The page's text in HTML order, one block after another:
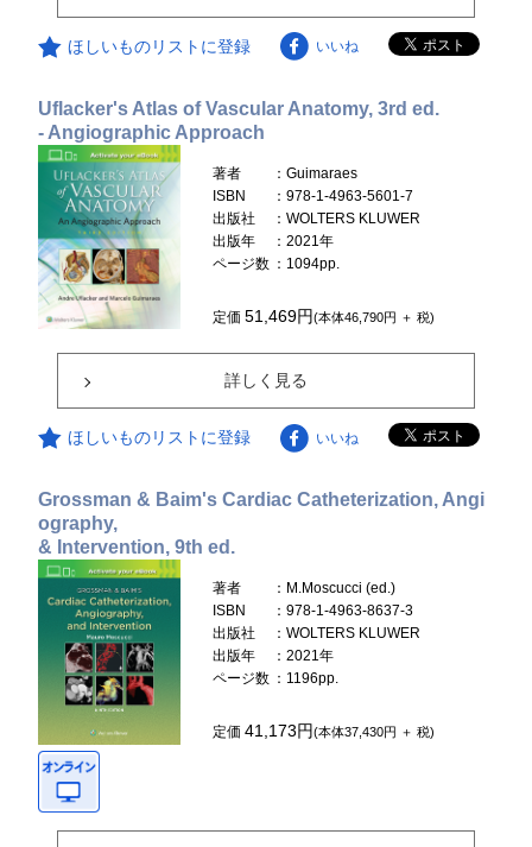
ほしいものリストに登録 いいね
Uflacker's Atlas of Vascular Anatomy, 3rd ed.
- Angiographic Approach
著者
：Guimaraes
ISBN
：978-1-4963-5601-7
出版社
：WOLTERS KLUWER
出版年
：2021年
ページ数 ：1094pp.
定価51,469円(本体46,790円 ＋ 税)
詳しく見る
ほしいものリストに登録 いいね
Grossman & Baim's Cardiac Catheterization, Angi
ography,
& Intervention, 9th ed.
著者
：M.Moscucci (ed.)
ISBN
：978-1-4963-8637-3
出版社
：WOLTERS KLUWER
出版年
：2021年
ページ数 ：1196pp.
定価41,173円(本体37,430円 ＋ 税)